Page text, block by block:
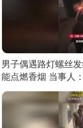
男子偶遇路灯螺丝
能点燃香烟 当事人